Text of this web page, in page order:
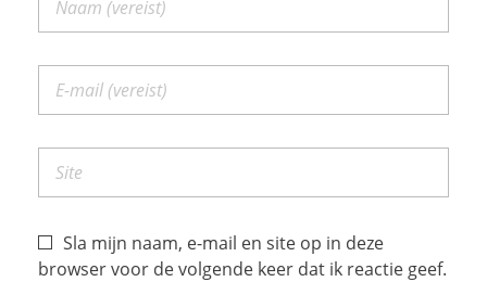
Sla mijn naam, e-mail en site op in deze
browser voor de volgende keer dat ik reactie geef.